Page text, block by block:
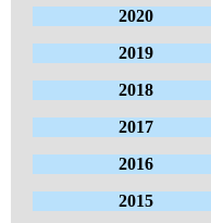
2020
2019
2018
2017
2016
2015